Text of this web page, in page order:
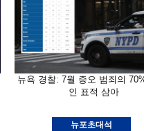
뉴욕 경찰: 7월 증오 범죄의
인 표적 삼아
뉴포초대석